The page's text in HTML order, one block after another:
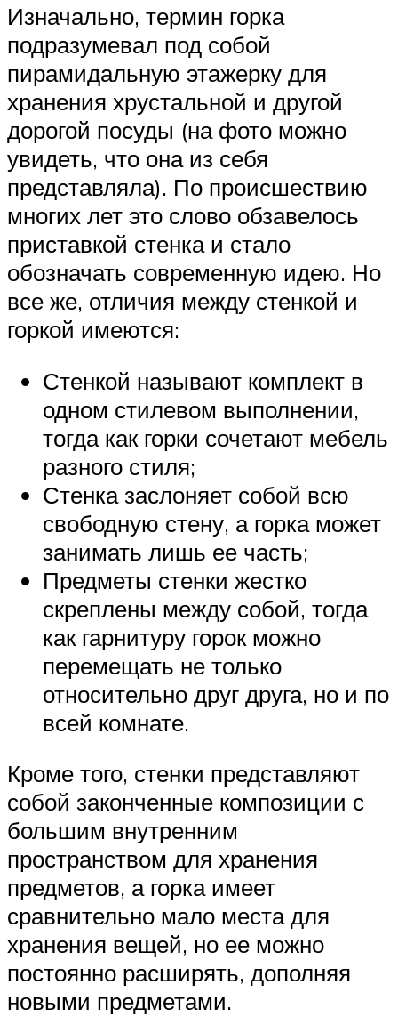
Изначально, термин горка
подразумевал под собой
пирамидальную этажерку для
хранения хрустальной и другой
дорогой посуды (на фото можно
увидеть, что она из себя
представляла). По происшествию
многих лет это слово обзавелось
приставкой стенка и стало
обозначать современную идею. Но
все же, отличия между стенкой и
горкой имеются:
Стенкой называют комплект в
одном стилевом выполнении,
тогда как горки сочетают мебель
разного стиля;
Стенка заслоняет собой всю
свободную стену, а горка может
занимать лишь ее часть;
Предметы стенки жестко
скреплены между собой, тогда
как гарнитуру горок можно
перемещать не только
относительно друг друга, но и по
всей комнате.
Кроме того, стенки представляют
собой законченные композиции с
большим внутренним
пространством для хранения
предметов, а горка имеет
сравнительно мало места для
хранения вещей, но ее можно
постоянно расширять, дополняя
новыми предметами.